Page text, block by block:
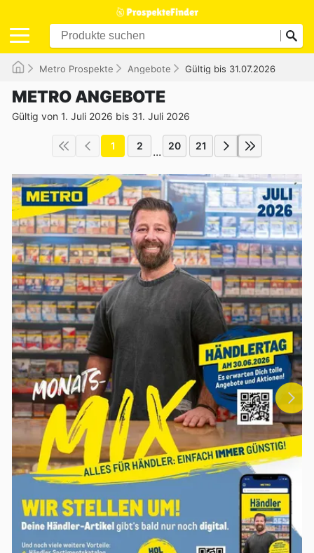
Metro Prospekte Angebote Gültig bis 31.07.2026
METRO ANGEBOTE
Gültig von 1. Juli 2026 bis 31. Juli 2026
1 2 ... 20 21